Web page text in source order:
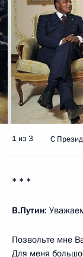
1 из 3 С
* * *
В.Путин:
Позвольте мне
Для меня